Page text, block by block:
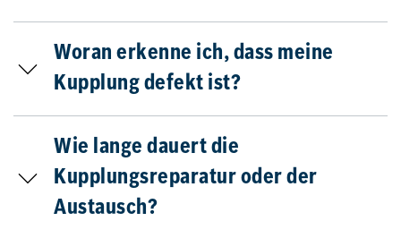
Woran erkenne ich, dass meine
Kupplung defekt ist?
Wie lange dauert die
Kupplungsreparatur oder der
Austausch?